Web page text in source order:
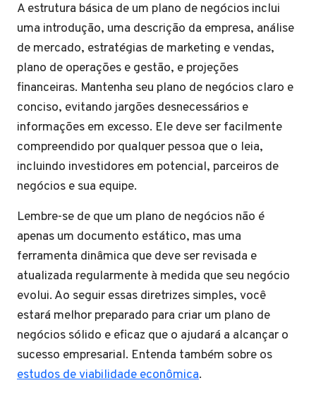
A estrutura básica de um plano de negócios inclui
uma introdução, uma descrição da empresa, análise
de mercado, estratégias de marketing e vendas,
plano de operações e gestão, e projeções
financeiras. Mantenha seu plano de negócios claro e
conciso, evitando jargões desnecessários e
informações em excesso. Ele deve ser facilmente
compreendido por qualquer pessoa que o leia,
incluindo investidores em potencial, parceiros de
negócios e sua equipe.
Lembre-se de que um plano de negócios não é
apenas um documento estático, mas uma
ferramenta dinâmica que deve ser revisada e
atualizada regularmente à medida que seu negócio
evolui. Ao seguir essas diretrizes simples, você
estará melhor preparado para criar um plano de
negócios sólido e eficaz que o ajudará a alcançar o
sucesso empresarial. Entenda também sobre os
estudos de viabilidade econômica.